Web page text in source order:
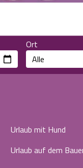
Ort
Urlaub mit Hund
Urlaub auf dem